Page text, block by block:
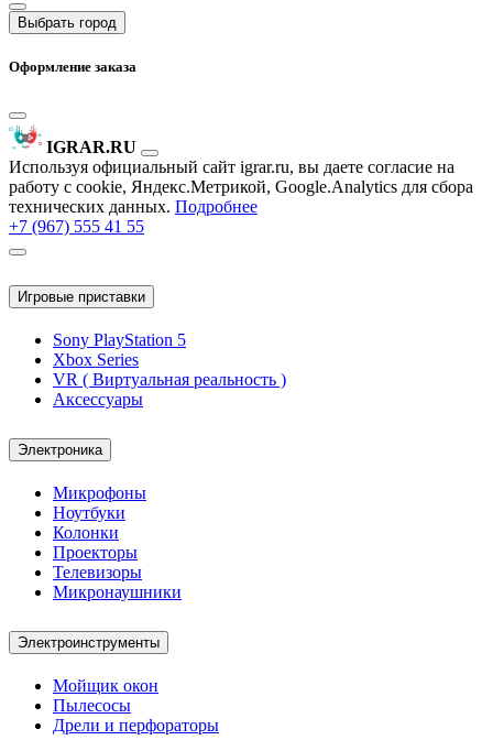
Выбрать город
Оформление заказа
IGRAR.RU
Используя официальный сайт igrar.ru, вы даете согласие на
работу с cookie, Яндекс.Метрикой, Google.Analytics для сбора
технических данных. Подробнее
+7 (967) 555 41 55
Игровые приставки
Sony PlayStation 5
Xbox Series
VR ( Виртуальная реальность )
Аксессуары
Электроника
Микрофоны
Ноутбуки
Колонки
Проекторы
Телевизоры
Микронаушники
Электроинструменты
Мойщик окон
Пылесосы
Дрели и перфораторы